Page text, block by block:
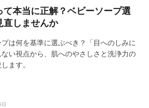
て本当に正解？ベビーソープ選
直しませんか
は何を基準に選ぶべき？「目へのしみに
い視点から、肌へのやさしさと洗浄力の
ます。